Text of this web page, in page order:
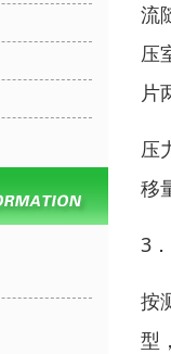
流
压
片
压
移
3
按
型